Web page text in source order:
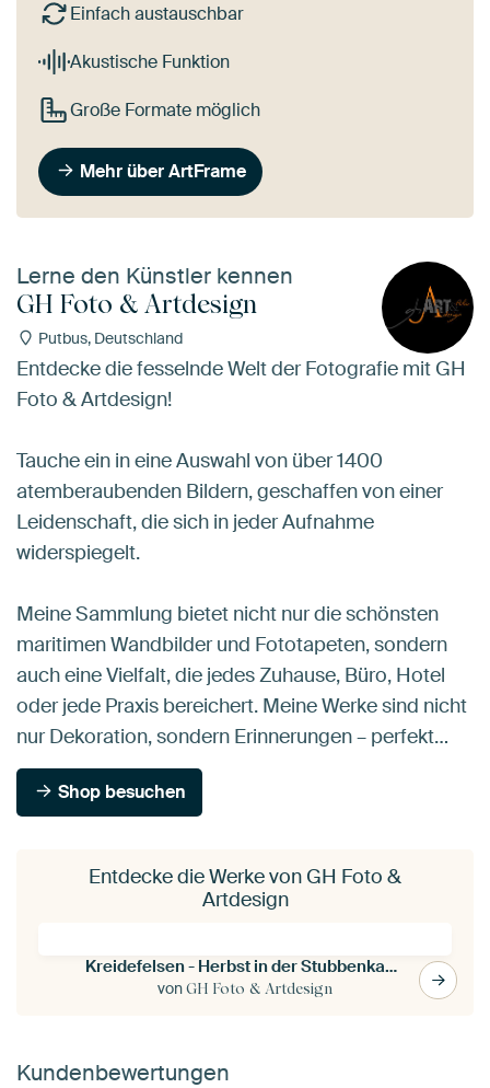
Einfach austauschbar
Akustische Funktion
Große Formate möglich
Mehr über ArtFrame
Lerne den Künstler kennen
GH Foto & Artdesign
Putbus, Deutschland
Entdecke die fesselnde Welt der Fotografie mit GH
Foto & Artdesign!
Tauche ein in eine Auswahl von über 1400
atemberaubenden Bildern, geschaffen von einer
Leidenschaft, die sich in jeder Aufnahme
widerspiegelt.
Meine Sammlung bietet nicht nur die schönsten
maritimen Wandbilder und Fototapeten, sondern
auch eine Vielfalt, die jedes Zuhause, Büro, Hotel
oder jede Praxis bereichert. Meine Werke sind nicht
nur Dekoration, sondern Erinnerungen – perfekt…
Shop besuchen
Entdecke die Werke von GH Foto &
Artdesign
Kreidefelsen - Herbst in der Stubbenkammer
vonGH Foto & Artdesign
Kundenbewertungen